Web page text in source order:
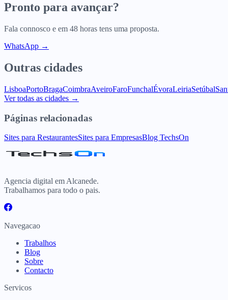
Pronto para avançar?
Fala connosco e em 48 horas tens uma proposta.
WhatsApp →
Outras cidades
LisboaPortoBragaCoimbraAveiroFaroFunchalÉvoraLeiriaSetúbal
Ver todas as cidades →
Páginas relacionadas
Sites para RestaurantesSites para EmpresasBlog TechsOn
Agencia digital em Alcanede.
Trabalhamos para todo o pais.
Navegacao
Trabalhos
Blog
Sobre
Contacto
Servicos